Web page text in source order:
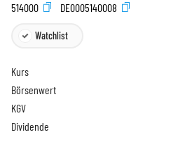
514000
DE0005140008
Watchlist
Kurs
Börsenwert
KGV
Dividende